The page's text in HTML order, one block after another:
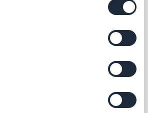
en caché que los desarrolladores